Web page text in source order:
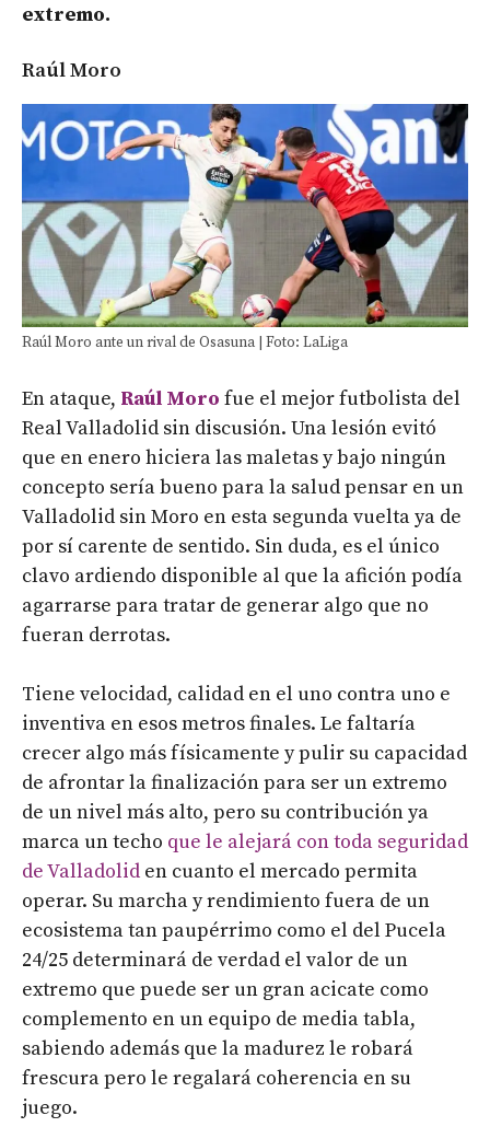
extremo.
Raúl Moro
Raúl Moro ante un rival de Osasuna | Foto: LaLiga
En ataque, Raúl Moro fue el mejor futbolista del
Real Valladolid sin discusión. Una lesión evitó
que en enero hiciera las maletas y bajo ningún
concepto sería bueno para la salud pensar en un
Valladolid sin Moro en esta segunda vuelta ya de
por sí carente de sentido. Sin duda, es el único
clavo ardiendo disponible al que la afición podía
agarrarse para tratar de generar algo que no
fueran derrotas.
Tiene velocidad, calidad en el uno contra uno e
inventiva en esos metros finales. Le faltaría
crecer algo más físicamente y pulir su capacidad
de afrontar la finalización para ser un extremo
de un nivel más alto, pero su contribución ya
marca un techo que le alejará con toda seguridad
de Valladolid en cuanto el mercado permita
operar. Su marcha y rendimiento fuera de un
ecosistema tan paupérrimo como el del Pucela
24/25 determinará de verdad el valor de un
extremo que puede ser un gran acicate como
complemento en un equipo de media tabla,
sabiendo además que la madurez le robará
frescura pero le regalará coherencia en su
juego.